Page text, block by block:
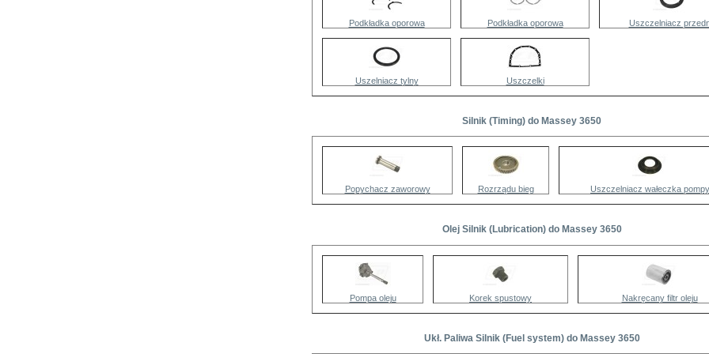
Podkładka oporowa Podkładka oporowa Uszczelniacz
Uszelniacz tylny Uszczelki
Silnik (Timing) do Massey 3650
Popychacz zaworowy Rozrządu bieg Uszczelniacz wałeczka pompy
Olej Silnik (Lubrication) do Massey 3650
Pompa oleju Korek spustowy Nakręcany filtr oleju
Ukł. Paliwa Silnik (Fuel system) do Massey 3650